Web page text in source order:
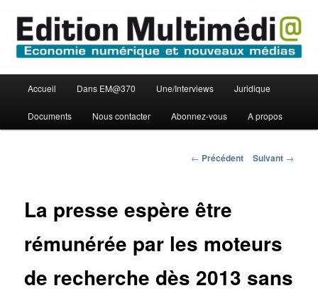
contenu
principalEdition Multimédi@
principal
Accueil Dans EM@370 Une/Interviews Juridique
Documents Nous contacter Abonnez-vous A propos
Navigation
← Précédent Suivant →
La presse espère être
rémunérée par les moteurs
de recherche dès 2013 sans